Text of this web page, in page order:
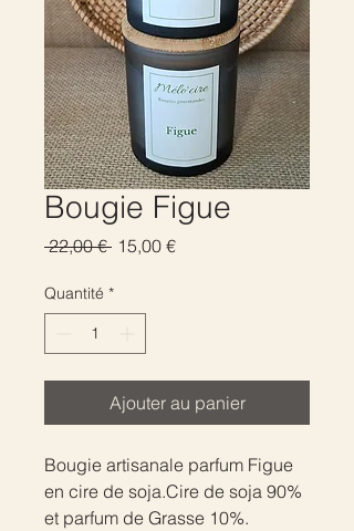
Bougie Figue
22,00 € Prix
15,00 €Prix
Quantité *
Ajouter au panier
Bougie artisanale parfum Figue
en cire de soja.Cire de soja 90%
et parfum de Grasse 10%.